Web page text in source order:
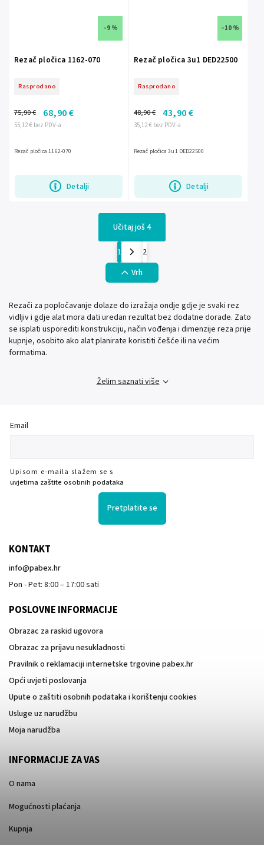
–9 %
Rezač pločica 1162-070
Rasprodano
55,12 € bez PDV-a
75,90 € 68,90 €
Detalji
Rezač pločica 1162-070
–10 %
Rezač pločica 3u1 DED22500
Rasprodano
35,12 € bez PDV-a
48,90 € 43,90 €
Detalji
Rezač pločica 3u1 DED22500
Učitaj još 4
1
2
Vrh
Rezači za popločavanje dolaze do izražaja ondje gdje je svaki rez
vidljiv i gdje alat mora dati uredan rezultat bez dodatne dorade. Zato
se isplati usporediti konstrukciju, način vođenja i dimenzije reza prije
kupnje, osobito ako alat planirate koristiti češće ili na većim
formatima.
Želim saznati više
Email
Upisom e-maila slažem se s
uvjetima zaštite osobnih podataka
Pretplatite se
KONTAKT
info@pabex.hr
Pon - Pet: 8:00 – 17:00 sati
POSLOVNE INFORMACIJE
Obrazac za raskid ugovora
Obrazac za prijavu nesukladnosti
Pravilnik o reklamaciji internetske trgovine pabex.hr
Opći uvjeti poslovanja
Upute o zaštiti osobnih podataka i korištenju cookies
Usluge uz narudžbu
Moja narudžba
INFORMACIJE ZA VAS
O nama
Mogućnosti plaćanja
Kupnja